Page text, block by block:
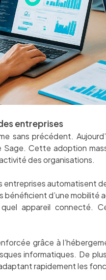
entreprises
sans précédent.
Cette adoption
des organisations.
entreprises automatisent
d’une mobilité
appareil connecté.
grâce à
informatiques. De
rapidement les